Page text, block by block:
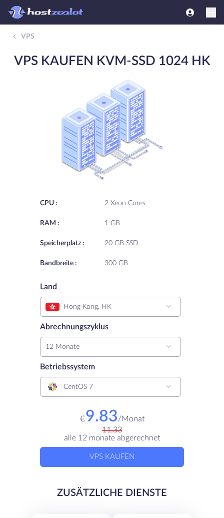
VPS
VPS KAUFEN KVM-SSD 1024 HK
CPU :
RAM :
Speicherplatz :
Bandbreite :
2 Xeon Cores
1 GB
20 GB SSD
300 GB
Land
Hong Kong, HK
Abrechnungszyklus
12 Monate
Betriebssystem
CentOS 7
€9.83/Monat
11.33
alle 12 monate abgerechnet
VPS KAUFEN
ZUSÄTZLICHE DIENSTE